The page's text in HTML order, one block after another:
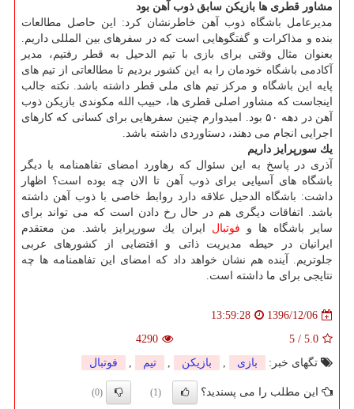
مشاور قطری ها بازیكن سابق ذوب آهن بود
مدیرعامل باشگاه ذوب آهن خاطرنشان كرد: این حاصل مطالعات
بنده و مذاكرات و گفتگوهایی است كه در سفرهای بین المللی داریم.
بعنوان مثال وقتی برای بازی با تیم الدحیل به قطر رفتیم، مدیر
آكادمی باشگاه خودمان را به این كشور بردیم تا مطالعاتی از تیم های
پایه این باشگاه و مركز تیم های ملی قطر داشته باشد. نكته جالب
اینجاست كه مشاور اصلی قطری ها، حبیب الله مكوندی بازیكن ذوب
آهن در دهه ۵۰ بود. امیدوارم چنین سفرهایی برای كسانی كه كارهای
اجرایی انجام می دهند، دستاوردی داشته باشد.
یك سورپرایز داریم
آذری در پاسخ به این سئوال كه رهاورد امضای تفاهمنامه با دیگر
باشگاه های آسیایی برای ذوب آهن تا الان چه بوده است؟ اظهار
داشت: باشگاه الدحیل علاقه دارد روابط خاصی با ذوب آهن داشته
باشد. اتفاقات دیگری هم در حال رخ دادن است كه می تواند برای
سایر باشگاه ها و فوتبال ایران یك سورپرایز باشد. من معتقدم
ایرانیان در حیطه مدیریت ذاتی و اقتضایی از كشورهای عربی
جلوتریم. آینده هم نشان خواهد داد كه امضای این تفاهمنامه ها چه
نتایجی برای ما داشته است.
1396/12/06
13:59:28
5.0
/
5
4290
تگهای خبر:
بازی , بازیكن , تیم , فوتبال
این مطلب را می پسندید؟ (1)
(0)